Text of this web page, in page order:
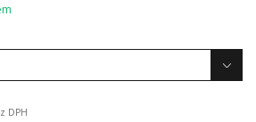
DPH